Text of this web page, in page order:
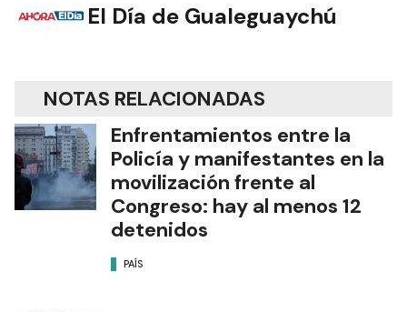
El Día de Gualeguaychú
NOTAS RELACIONADAS
Enfrentamientos entre la
Policía y manifestantes en la
movilización frente al
Congreso: hay al menos 12
detenidos
PAÍS